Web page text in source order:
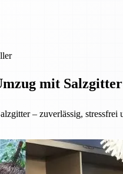
mit
– zuverlässig,